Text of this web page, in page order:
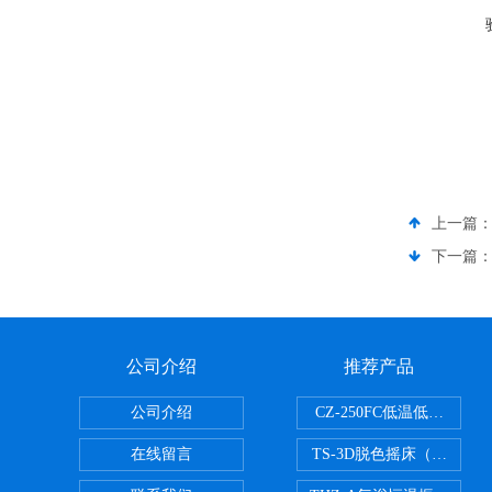
上一篇：
下一篇：
公司介绍
公司介绍
在线留言
推荐产品
CZ-250FC低温低湿种子储
TS-3D脱色摇床（三维运动